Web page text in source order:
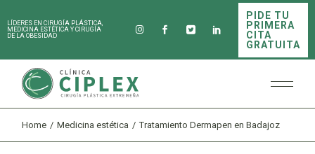
LÍDERES EN CIRUGÍA PLÁSTICA,
MEDICINA ESTÉTICA Y CIRUGÍA
DE LA OBESIDAD
PIDE TU
PRIMERA
CITA
GRATUITA
Home Medicina estética Tratamiento Dermapen en Badajoz